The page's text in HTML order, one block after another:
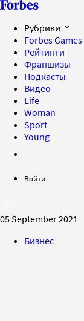
Рубрики
Forbes Games
Рейтинги
Франшизы
Подкасты
Видео
Life
Woman
Sport
Young
Войти
05 September 2021
Бизнес